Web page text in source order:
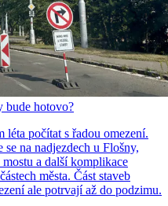
bude hotovo?
počítat s řadou omezení.
na nadjezdech u Flošny,
a další komplikace
města. Část staveb
ale potrvají až do podzimu.